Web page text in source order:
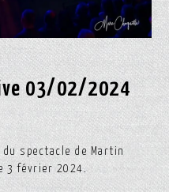
03/02/2024
spectacle de Martin
3 février 2024.